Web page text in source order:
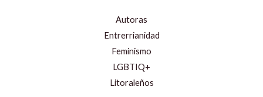
Autoras
Entrerrianidad
Feminismo
LGBTIQ+
Litoraleños